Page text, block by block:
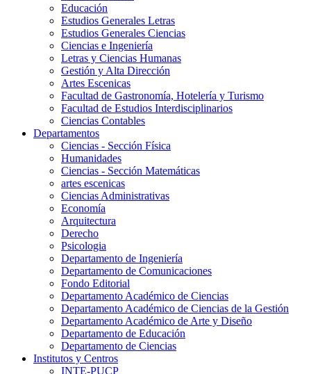
Educación
Estudios Generales Letras
Estudios Generales Ciencias
Ciencias e Ingeniería
Letras y Ciencias Humanas
Gestión y Alta Dirección
Artes Escenicas
Facultad de Gastronomía, Hotelería y Turismo
Facultad de Estudios Interdisciplinarios
Ciencias Contables
Departamentos
Ciencias - Sección Física
Humanidades
Ciencias - Sección Matemáticas
artes escenicas
Ciencias Administrativas
Economía
Arquitectura
Derecho
Psicologia
Departamento de Ingeniería
Departamento de Comunicaciones
Fondo Editorial
Departamento Académico de Ciencias
Departamento Académico de Ciencias de la Gestión
Departamento Académico de Arte y Diseño
Departamento de Educación
Departamento de Ciencias
Institutos y Centros
INTE-PUCP